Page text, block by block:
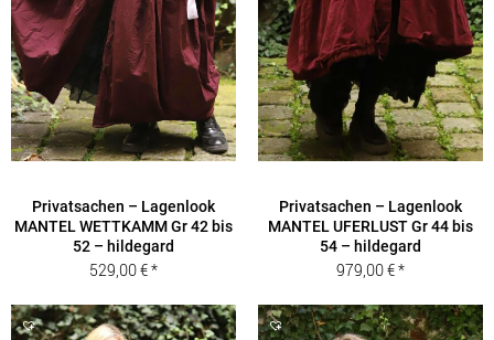
Privatsachen – Lagenlook
MANTEL WETTKAMM Gr 42 bis
52 – hildegard
529,00€
Privatsachen – Lagenlook
MANTEL UFERLUST Gr 44 bis
54 – hildegard
979,00€